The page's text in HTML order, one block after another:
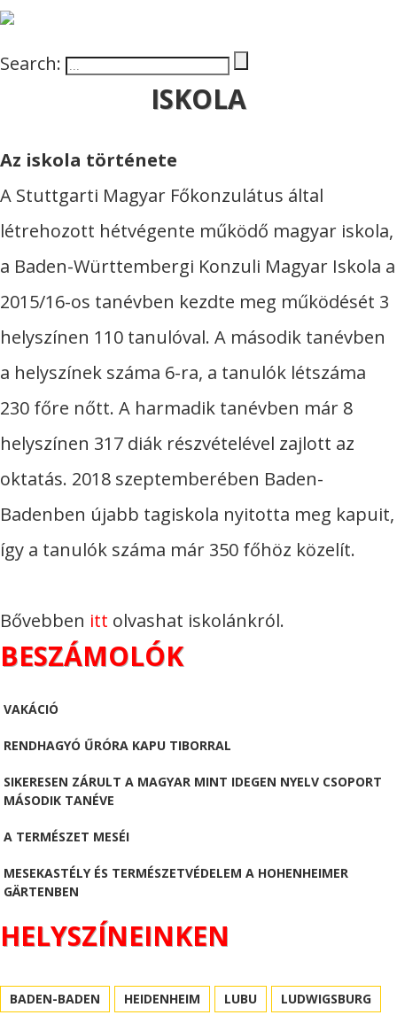
Search:
ISKOLA
Az iskola története
A Stuttgarti Magyar Főkonzulátus által
létrehozott hétvégente működő magyar iskola,
a Baden-Württembergi Konzuli Magyar Iskola a
2015/16-os tanévben kezdte meg működését 3
helyszínen 110 tanulóval. A második tanévben
a helyszínek száma 6-ra, a tanulók létszáma
230 főre nőtt. A harmadik tanévben már 8
helyszínen 317 diák részvételével zajlott az
oktatás. 2018 szeptemberében Baden-
Badenben újabb tagiskola nyitotta meg kapuit,
így a tanulók száma már 350 főhöz közelít.
Bővebben itt olvashat iskolánkról.
BESZÁMOLÓK
VAKÁCIÓ
RENDHAGYÓ ŰRÓRA KAPU TIBORRAL
SIKERESEN ZÁRULT A MAGYAR MINT IDEGEN NYELV CSOPORT
MÁSODIK TANÉVE
A TERMÉSZET MESÉI
MESEKASTÉLY ÉS TERMÉSZETVÉDELEM A HOHENHEIMER
GÄRTENBEN
HELYSZÍNEINKEN
BADEN-BADEN HEIDENHEIM LUBU LUDWIGSBURG